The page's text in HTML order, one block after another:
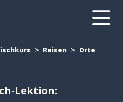
Reisen Orte
Lektion: